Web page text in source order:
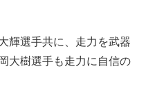
輝選手共に、走力を武器
大樹選手も走力に自信の